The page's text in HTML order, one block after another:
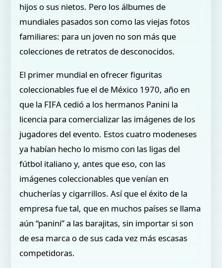
hijos o sus nietos. Pero los álbumes de
mundiales pasados son como las viejas fotos
familiares: para un joven no son más que
colecciones de retratos de desconocidos.
El primer mundial en ofrecer figuritas
coleccionables fue el de México 1970, año en
que la FIFA cedió a los hermanos Panini la
licencia para comercializar las imágenes de los
jugadores del evento. Estos cuatro modeneses
ya habían hecho lo mismo con las ligas del
fútbol italiano y, antes que eso, con las
imágenes coleccionables que venían en
chucherías y cigarrillos. Así que el éxito de la
empresa fue tal, que en muchos países se llama
aún “panini” a las barajitas, sin importar si son
de esa marca o de sus cada vez más escasas
competidoras.